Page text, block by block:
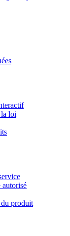
loi
autorisé
produit